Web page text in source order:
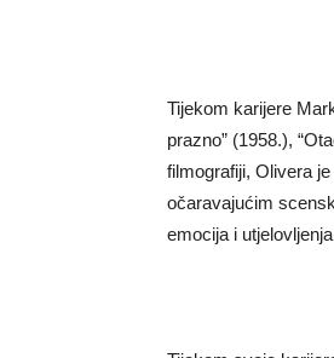
Tijekom karijere
prazno” (1958.),
filmografiji, Olivera
očaravajućim
emocija i